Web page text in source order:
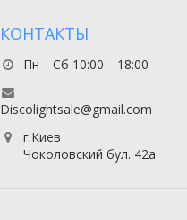
КОНТАКТЫ
Пн—Сб 10:00—18:00
Discolightsale@gmail.com
г.Киев
Чоколовский бул. 42а